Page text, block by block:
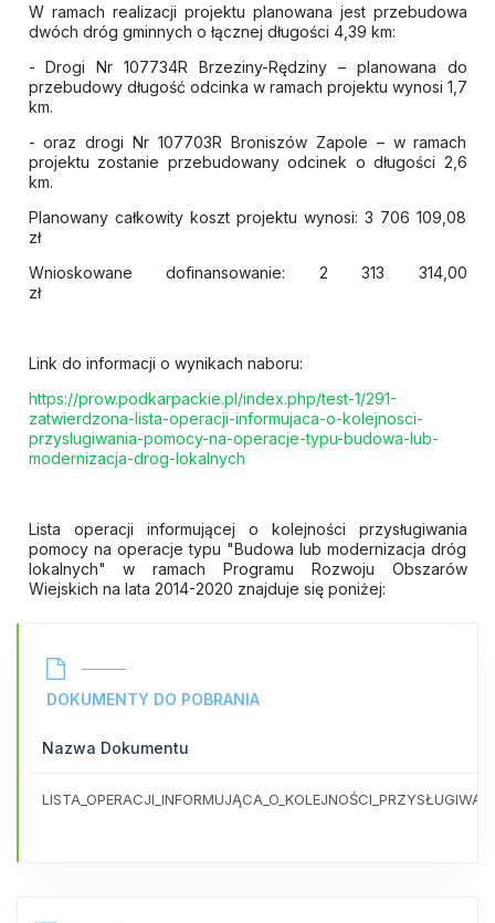
W ramach realizacji projektu planowana jest przebudowa
dwóch dróg gminnych o łącznej długości 4,39 km:
- Drogi Nr 107734R Brzeziny-Rędziny – planowana do
przebudowy długość odcinka w ramach projektu wynosi 1,7
km.
- oraz drogi Nr 107703R Broniszów Zapole – w ramach
projektu zostanie przebudowany odcinek o długości 2,6
km.
Planowany całkowity koszt projektu wynosi: 3 706 109,08
zł
Wnioskowane dofinansowanie: 2 313 314,00
zł
Link do informacji o wynikach naboru:
https://prow.podkarpackie.pl/index.php/test-1/291-
zatwierdzona-lista-operacji-informujaca-o-kolejnosci-
przyslugiwania-pomocy-na-operacje-typu-budowa-lub-
modernizacja-drog-lokalnych
Lista operacji informującej o kolejności przysługiwania
pomocy na operacje typu "Budowa lub modernizacja dróg
lokalnych" w ramach Programu Rozwoju Obszarów
Wiejskich na lata 2014-2020 znajduje się poniżej:
DOKUMENTY DO POBRANIA
Nazwa Dokumentu